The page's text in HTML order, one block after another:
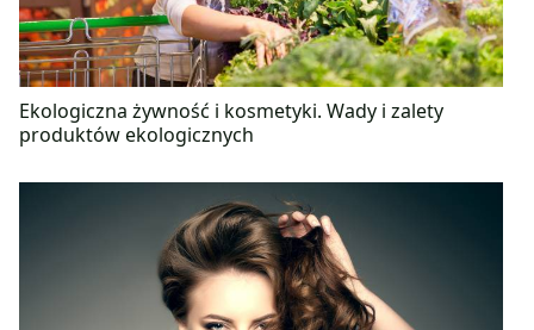
Ekologiczna żywność i kosmetyki. Wady i zalety
produktów ekologicznych